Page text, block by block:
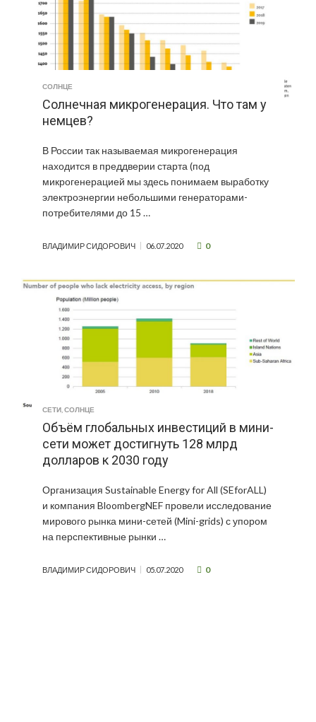
СОЛНЦЕ
Солнечная микрогенерация. Что там у
немцев?
В России так называемая микрогенерация
находится в преддверии старта (под
микрогенерацией мы здесь понимаем выработку
электроэнергии небольшими генераторами-
потребителями до 15 …
ВЛАДИМИР СИДОРОВИЧ 06.07.2020 0
СЕТИ СОЛНЦЕ
Объём глобальных инвестиций в мини-
сети может достигнуть 128 млрд
долларов к 2030 году
Организация Sustainable Energy for All (SEforALL)
и компания BloombergNEF провели исследование
мирового рынка мини-сетей (Mini-grids) с упором
на перспективные рынки …
ВЛАДИМИР СИДОРОВИЧ 05.07.2020 0